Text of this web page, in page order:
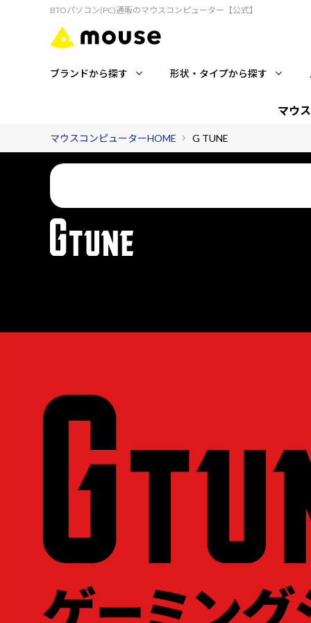
BTOパソコン(PC)通販のマウスコンピューター【公式】
ブランドから探す 形状・タイプから探す
マウ
マウスコンピューターHOME G TUNE